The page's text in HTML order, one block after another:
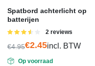
Spatbord achterlicht op
batterijen
Gewaardeerd
5
2 reviews
€4.95€2.45incl. BTW
Op voorraad